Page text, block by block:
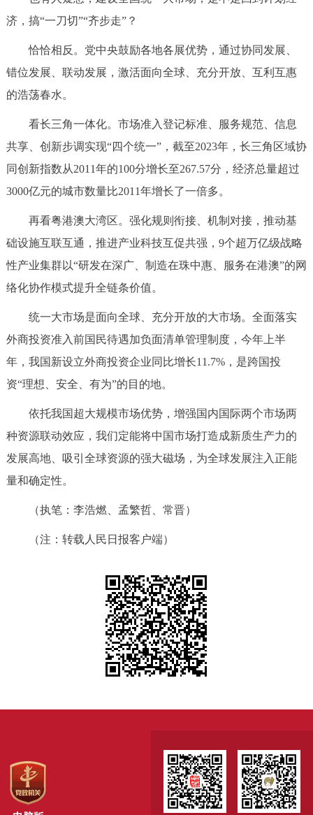
济，搞“一刀切”“齐步走”？
恰恰相反。党中央鼓励各地各展优势，通过协同发展、
错位发展、联动发展，激活面向全球、充分开放、互利互惠
的浩荡春水。
看长三角一体化。市场准入登记标准、服务规范、信息
共享、创新步调实现“四个统一”，截至2023年，长三角区域协
同创新指数从2011年的100分增长至267.57分，经济总量超过
3000亿元的城市数量比2011年增长了一倍多。
再看粤港澳大湾区。强化规则衔接、机制对接，推动基
础设施互联互通，推进产业科技互促共强，9个超万亿级战略
性产业集群以“研发在深广、制造在珠中惠、服务在港澳”的网
络化协作模式提升全链条价值。
统一大市场是面向全球、充分开放的大市场。全面落实
外商投资准入前国民待遇加负面清单管理制度，今年上半
年，我国新设立外商投资企业同比增长11.7%，是跨国投
资“理想、安全、有为”的目的地。
依托我国超大规模市场优势，增强国内国际两个市场两
种资源联动效应，我们定能将中国市场打造成新质生产力的
发展高地、吸引全球资源的强大磁场，为全球发展注入正能
量和确定性。
（执笔：李浩燃、孟繁哲、常晋）
（注：转载人民日报客户端）